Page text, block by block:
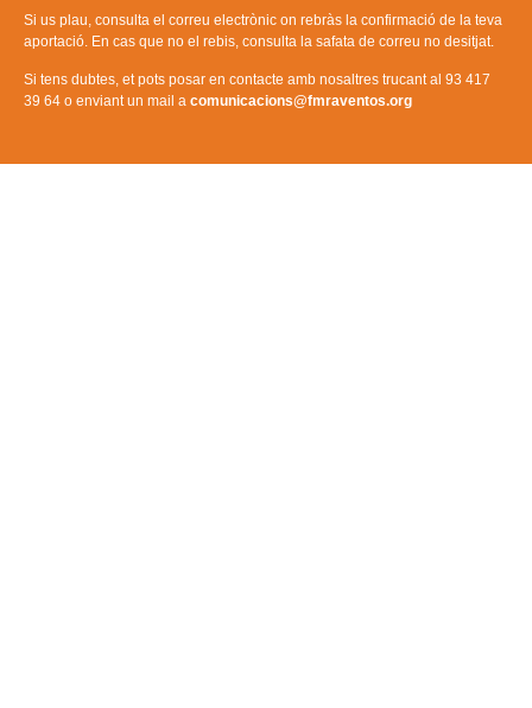
Si us plau, consulta el correu electrònic on rebràs la confirmació de la teva
aportació. En cas que no el rebis, consulta la safata de correu no desitjat.
Si tens dubtes, et pots posar en contacte amb nosaltres trucant al 93 417
39 64 o enviant un mail a comunicacions@fmraventos.org